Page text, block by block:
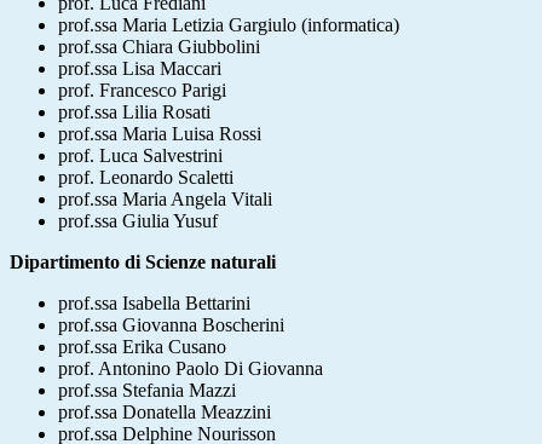
prof.ssa Maria Letizia Gargiulo (informatica)
prof.ssa Chiara Giubbolini
prof.ssa Lisa Maccari
prof. Francesco Parigi
prof.ssa Lilia Rosati
prof.ssa Maria Luisa Rossi
prof. Luca Salvestrini
prof. Leonardo Scaletti
prof.ssa Maria Angela Vitali
prof.ssa Giulia Yusuf
Dipartimento di Scienze naturali
prof.ssa Isabella Bettarini
prof.ssa Giovanna Boscherini
prof.ssa Erika Cusano
prof. Antonino Paolo Di Giovanna
prof.ssa Stefania Mazzi
prof.ssa Donatella Meazzini
prof.ssa Delphine Nourisson